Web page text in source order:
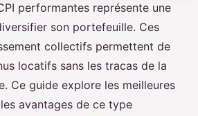
performantes représente une
son portefeuille. Ces
collectifs permettent de
locatifs sans les tracas de la
Ce guide explore les meilleures
avantages de ce type